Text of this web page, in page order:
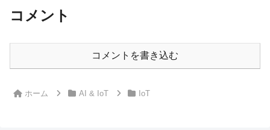
コメント
コメントを書き込む
ホーム AI & IoT IoT